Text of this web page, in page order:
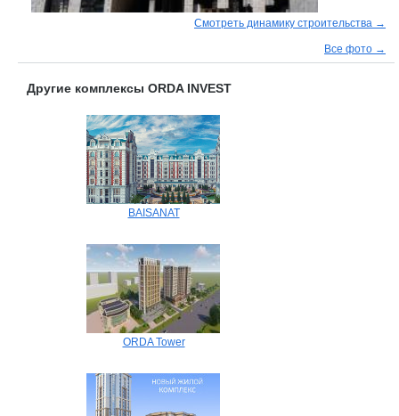
Смотреть динамику строительства →
Все фото →
Другие комплексы ORDA INVEST
BAISANAT
ORDA Tower